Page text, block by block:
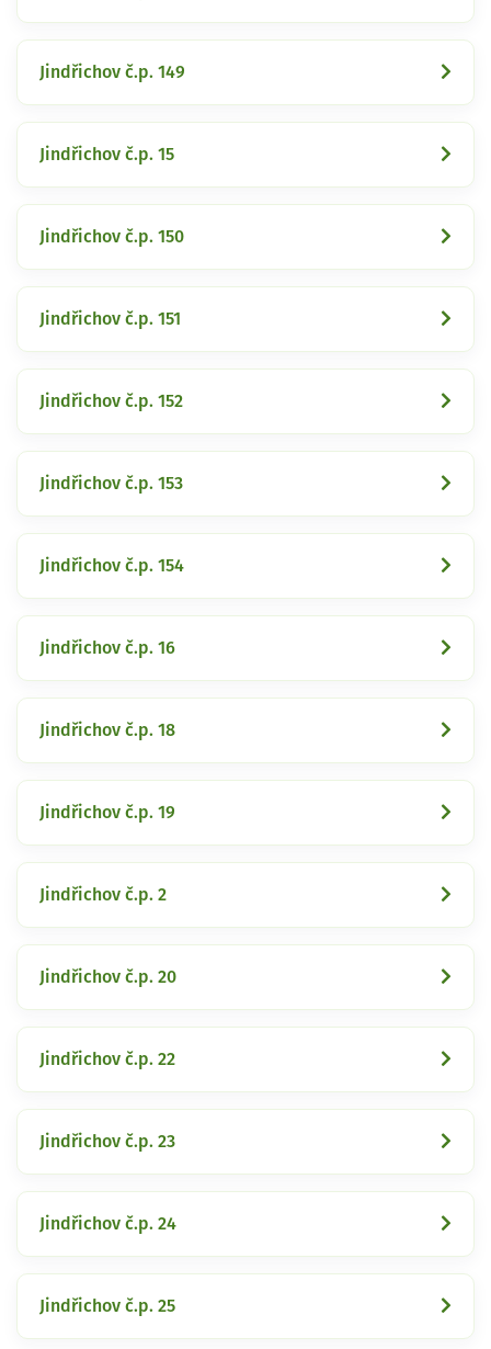
Jindřichov č.p. 149
Jindřichov č.p. 15
Jindřichov č.p. 150
Jindřichov č.p. 151
Jindřichov č.p. 152
Jindřichov č.p. 153
Jindřichov č.p. 154
Jindřichov č.p. 16
Jindřichov č.p. 18
Jindřichov č.p. 19
Jindřichov č.p. 2
Jindřichov č.p. 20
Jindřichov č.p. 22
Jindřichov č.p. 23
Jindřichov č.p. 24
Jindřichov č.p. 25